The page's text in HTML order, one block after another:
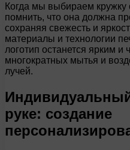
Когда мы выбираем кружку
помнить, что она должна
сохраняя свежесть и
материалы и технологии
логотип останется ярким и
многократных мытья и
лучей.
руке: создание